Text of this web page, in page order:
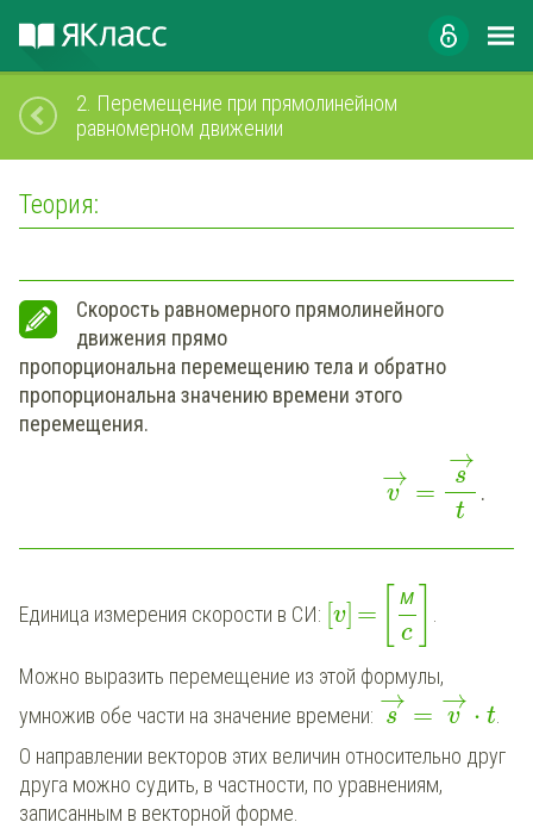
2. Перемещение при прямолинейном
равномерном движении
Теория:
Скорость равномерного прямолинейного
движения прямо
пропорциональна перемещению тела и обратно
пропорциональна значению времени этого
перемещения.
v
→ =
s
→
t
.
Единица измерения скорости в СИ: [v] =
м
c
Можно выразить перемещение из этой формулы,
умножив обе части на значение времени: s
→ = v
→ ⋅ t
О направлении векторов этих величин относительно друг
друга можно судить, в частности, по уравнениям,
записанным в векторной форме.